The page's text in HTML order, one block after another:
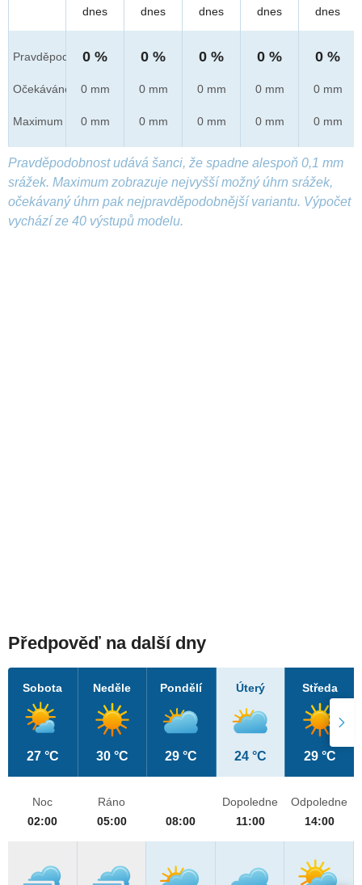
Pravděpod.
Očekáváno
Maximum
dnes
0 %
0 mm
0 mm
dnes
0 %
0 mm
0 mm
dnes
0 %
0 mm
0 mm
dnes
0 %
0 mm
0 mm
dnes
0 %
0 mm
0 mm
Pravděpodobnost udává šanci, že spadne alespoň 0,1 mm
srážek. Maximum zobrazuje nejvyšší možný úhrn srážek,
očekávaný úhrn pak nejpravděpodobnější variantu. Výpočet
vychází ze 40 výstupů modelu.
Předpověď na další dny
Sobota
27 °C
Neděle
30 °C
Pondělí
29 °C
Úterý
24 °C
Středa
29 °C
Noc
02:00
Ráno
05:00
08:00
Dopoledne
11:00
Odpoledne
14:00